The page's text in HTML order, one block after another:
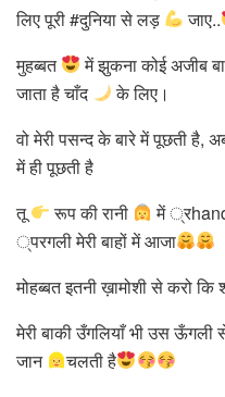
लिए पूरी #दुनिया से लड़
जाए..
मुहब्बत
में झुकना कोई अजीब
जाता है चाँद
के लिए।
वो मेरी पसन्द के बारे में पूछती है,
में ही पूछती है
तू
रूप की रानी में
्परगली मेरी बाहों में आजा
मोहब्बत इतनी ख़ामोशी से करो कि
मेरी बाकी उँगलियाँ भी उस
जान
चलती है